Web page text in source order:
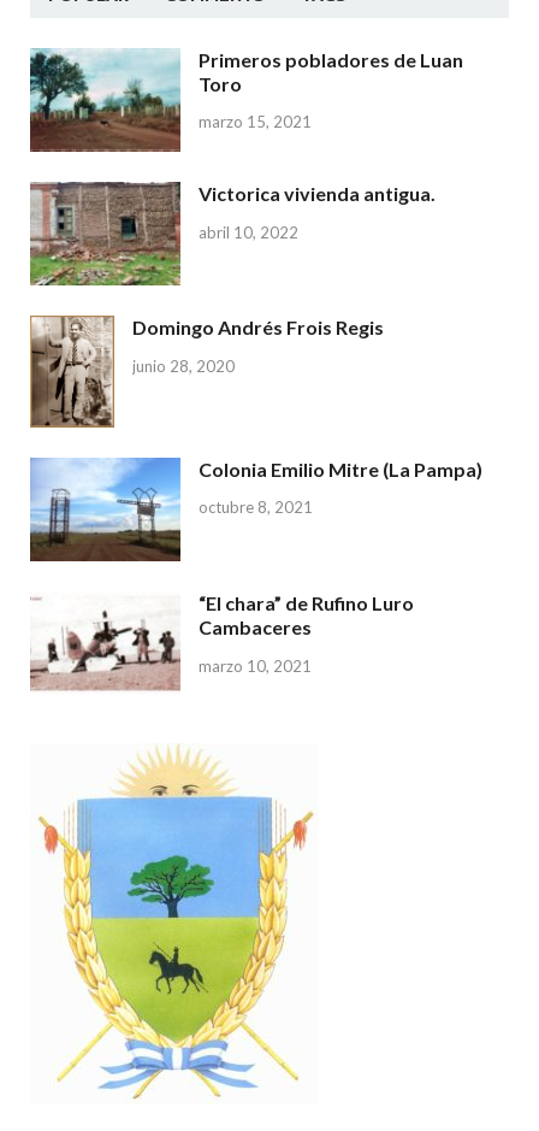
Primeros pobladores de Luan
Toro
marzo 15, 2021
Victorica vivienda antigua.
abril 10, 2022
Domingo Andrés Frois Regis
junio 28, 2020
Colonia Emilio Mitre (La Pampa)
octubre 8, 2021
“El chara” de Rufino Luro
Cambaceres
marzo 10, 2021